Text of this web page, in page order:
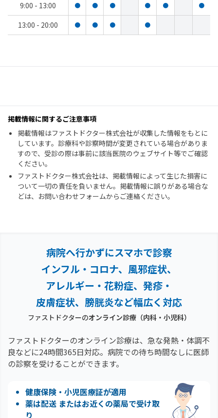
9:00 - 13:00
● ● ● ● ● ●
13:00 - 20:00 ● ● ● ●
掲載情報に関するご注意事項
掲載情報はファストドクター株式会社が収集した情報をもとに
しています。診療科や診察時間が変更されている場合がありま
すので、受診の際は事前に該当医院のウェブサイト等でご確認
ください。
ファストドクター株式会社は、掲載情報によって生じた損害に
ついて一切の責任を負いません。掲載情報に誤りがある場合な
どは、お問い合わせフォームからご連絡ください。
病院へ行かずにスマホで診察
インフル・コロナ、風邪症状、
アレルギー・花粉症、 発疹・
皮膚症状、膀胱炎など幅広く対応
ファストドクターのオンライン診療（内科・小児科）
ファストドクターのオンライン診療は、急な発熱・体調不
良などに24時間365日対応。 病院での待ち時間なしに医師
の診察を受けることができます。
健康保険・小児医療証が適用
薬は配送 またはお近くの薬局で受け取
り